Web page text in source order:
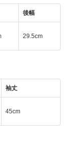
後幅
29.5cm
袖丈
45cm